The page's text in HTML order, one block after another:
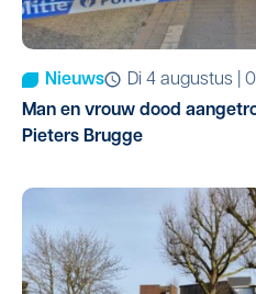
Nieuws
di 4 augustus |
Man en vrouw dood
Pieters Brugge